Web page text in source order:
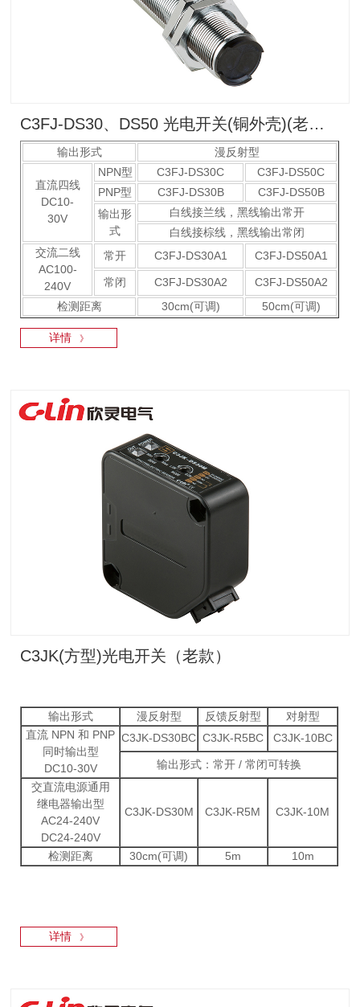
C3FJ-DS30、DS50 光电开关(铜外壳)(老款）
输出形式 漫反射型
直流四线
DC10-
30V
NPN型 C3FJ-DS30C
C3FJ-DS50C
PNP型
C3FJ-DS30B
C3FJ-DS50B
输出形
式
白线接兰线，黑线输出常开
白线接棕线，黑线输出常闭
交流二线
AC100-
240V
常开 C3FJ-DS30A1 C3FJ-DS50A1
常闭 C3FJ-DS30A2
C3FJ-DS50A2
检测距离
30cm(可调) 50cm(可调)
详情 》
C3JK(方型)光电开关（老款）
输出形式 漫反射型 反馈反射型
对射型
直流 NPN 和 PNP
同时输出型
DC10-30V
C3JK-DS30BC C3JK-R5BC C3JK-10BC
输出形式：常开 / 常闭可转换
交直流电源通用
继电器输出型
AC24-240V
DC24-240V
C3JK-DS30M C3JK-R5M C3JK-10M
检测距离 30cm(可调) 5m 10m
详情 》